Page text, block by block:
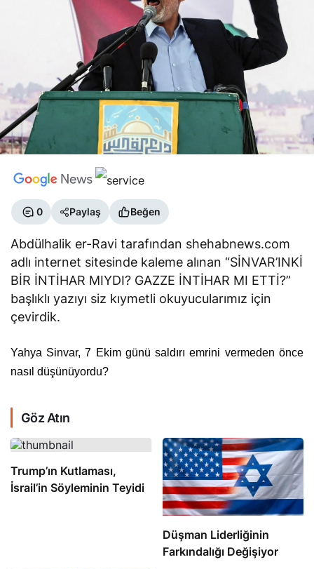
0 Paylaş Beğen
Abdülhalik er-Ravi tarafından shehabnews.com
adlı internet sitesinde kaleme alınan “SİNVAR’INKİ
BİR İNTİHAR MIYDI? GAZZE İNTİHAR MI ETTİ?”
başlıklı yazıyı siz kıymetli okuyucularımız için
çevirdik.
Yahya Sinvar, 7 Ekim günü saldırı emrini vermeden önce
nasıl düşünüyordu?
Göz Atın
Trump’ın Kutlaması,
İsrail’in Söyleminin Teyidi
Düşman Liderliğinin
Farkındalığı Değişiyor